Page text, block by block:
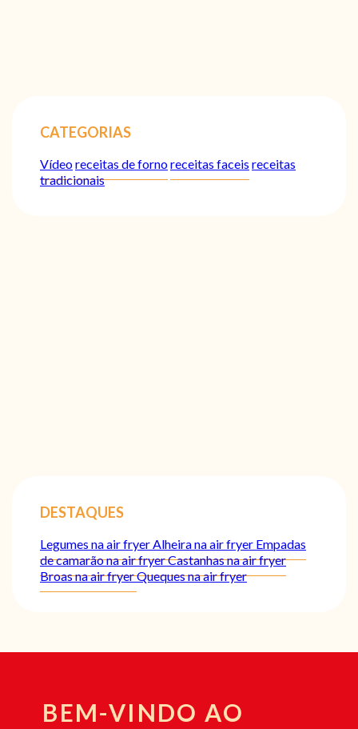
CATEGORIAS
Vídeoreceitas de fornoreceitas faceis receitas
tradicionais
DESTAQUES
Legumes na air fryerAlheira na air fryer Empadas
de camarão na air fryerCastanhas na air fryer
Broas na air fryerQueques na air fryer
BEM-VINDO AO